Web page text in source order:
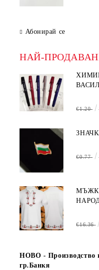
Абонирай се
НАЙ-
€1.20
€0.77
€16.36
НОВО - Производство
гр.Банкя